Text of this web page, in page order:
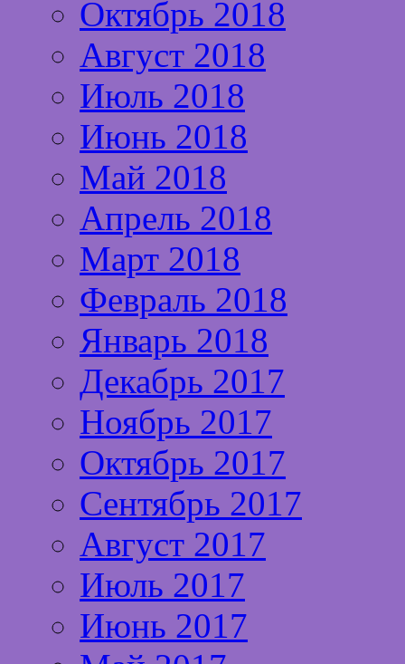
Октябрь 2018
Август 2018
Июль 2018
Июнь 2018
Май 2018
Апрель 2018
Март 2018
Февраль 2018
Январь 2018
Декабрь 2017
Ноябрь 2017
Октябрь 2017
Сентябрь 2017
Август 2017
Июль 2017
Июнь 2017